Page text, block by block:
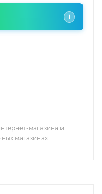
i
магазина и
магазинах